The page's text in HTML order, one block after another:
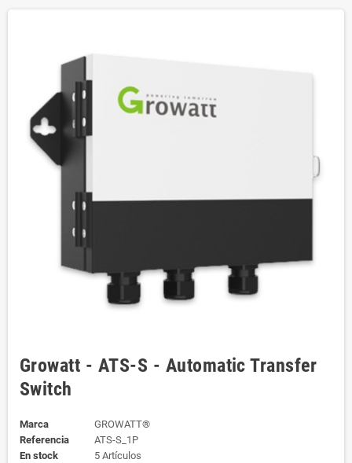
Growatt - ATS-S - Automatic Transfer
Switch
Marca
GROWATT®
Referencia
ATS-S_1P
En stock
5 Artículos